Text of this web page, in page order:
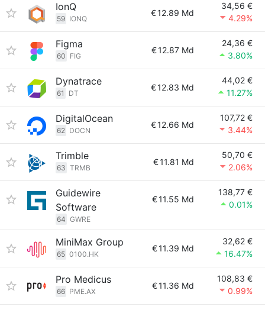
IonQ
59 IONQ
€12.89 Md
34,56 €
4.29%
Figma
60 FIG
€12.87 Md
24,36 €
3.80%
Dynatrace
61 DT
€12.83 Md
44,02 €
11.27%
DigitalOcean
62 DOCN
€12.66 Md
107,72 €
3.44%
Trimble
63 TRMB
€11.81 Md
50,70 €
2.06%
Guidewire
Software
64 GWRE
€11.55 Md
138,77 €
0.01%
MiniMax Group
65 0100.HK
€11.39 Md
32,62 €
16.47%
Pro Medicus
66 PME.AX
€11.36 Md
108,83 €
0.99%